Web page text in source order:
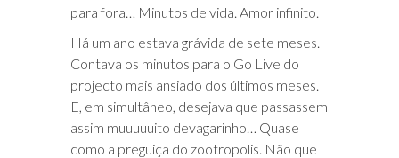
para fora… Minutos de vida. Amor infinito.
Há um ano estava grávida de sete meses.
Contava os minutos para o Go Live do
projecto mais ansiado dos últimos meses.
E, em simultâneo, desejava que passassem
assim muuuuuito devagarinho… Quase
como a preguiça do zootropolis. Não que